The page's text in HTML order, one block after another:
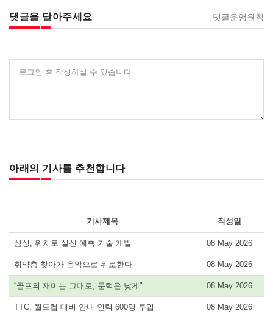
댓글을 달아주세요 댓글운영원칙
로그인 후 작성하실 수 있습니다
아래의 기사를 추천합니다
기사제목 작성일
삼성, 워치로 실신 예측 기술 개발 08 May 2026
취약층 찾아가 음악으로 위로한다 08 May 2026
“골프의 재미는 그대로, 문턱은 낮게" 08 May 2026
TTC, 월드컵 대비 안내 인력 600명 투입 08 May 2026